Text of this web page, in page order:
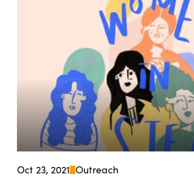
Oct 23, 2021 Outreach